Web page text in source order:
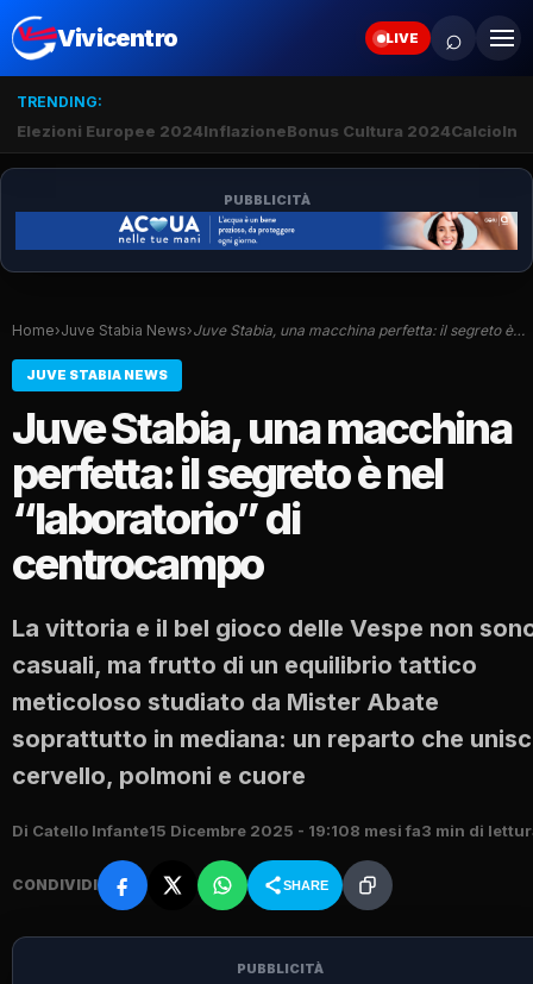
Vivicentro LIVE ⌕
TRENDING:
Elezioni Europee 2024InflazioneBonus Cultura 2024Calcio
PUBBLICITÀ
Home›Juve Stabia News›Juve Stabia, una macchina perfetta: il segreto è…
JUVE STABIA NEWS
Juve Stabia, una macchina
perfetta: il segreto è nel
“laboratorio” di
centrocampo
La vittoria e il bel gioco delle Vespe non
casuali, ma frutto di un equilibrio tattico
meticoloso studiato da Mister Abate
soprattutto in mediana: un reparto che
cervello, polmoni e cuore
Di Catello Infante15 Dicembre 2025 - 19:108 mesi fa3 min di
CONDIVIDI SHARE
PUBBLICITÀ